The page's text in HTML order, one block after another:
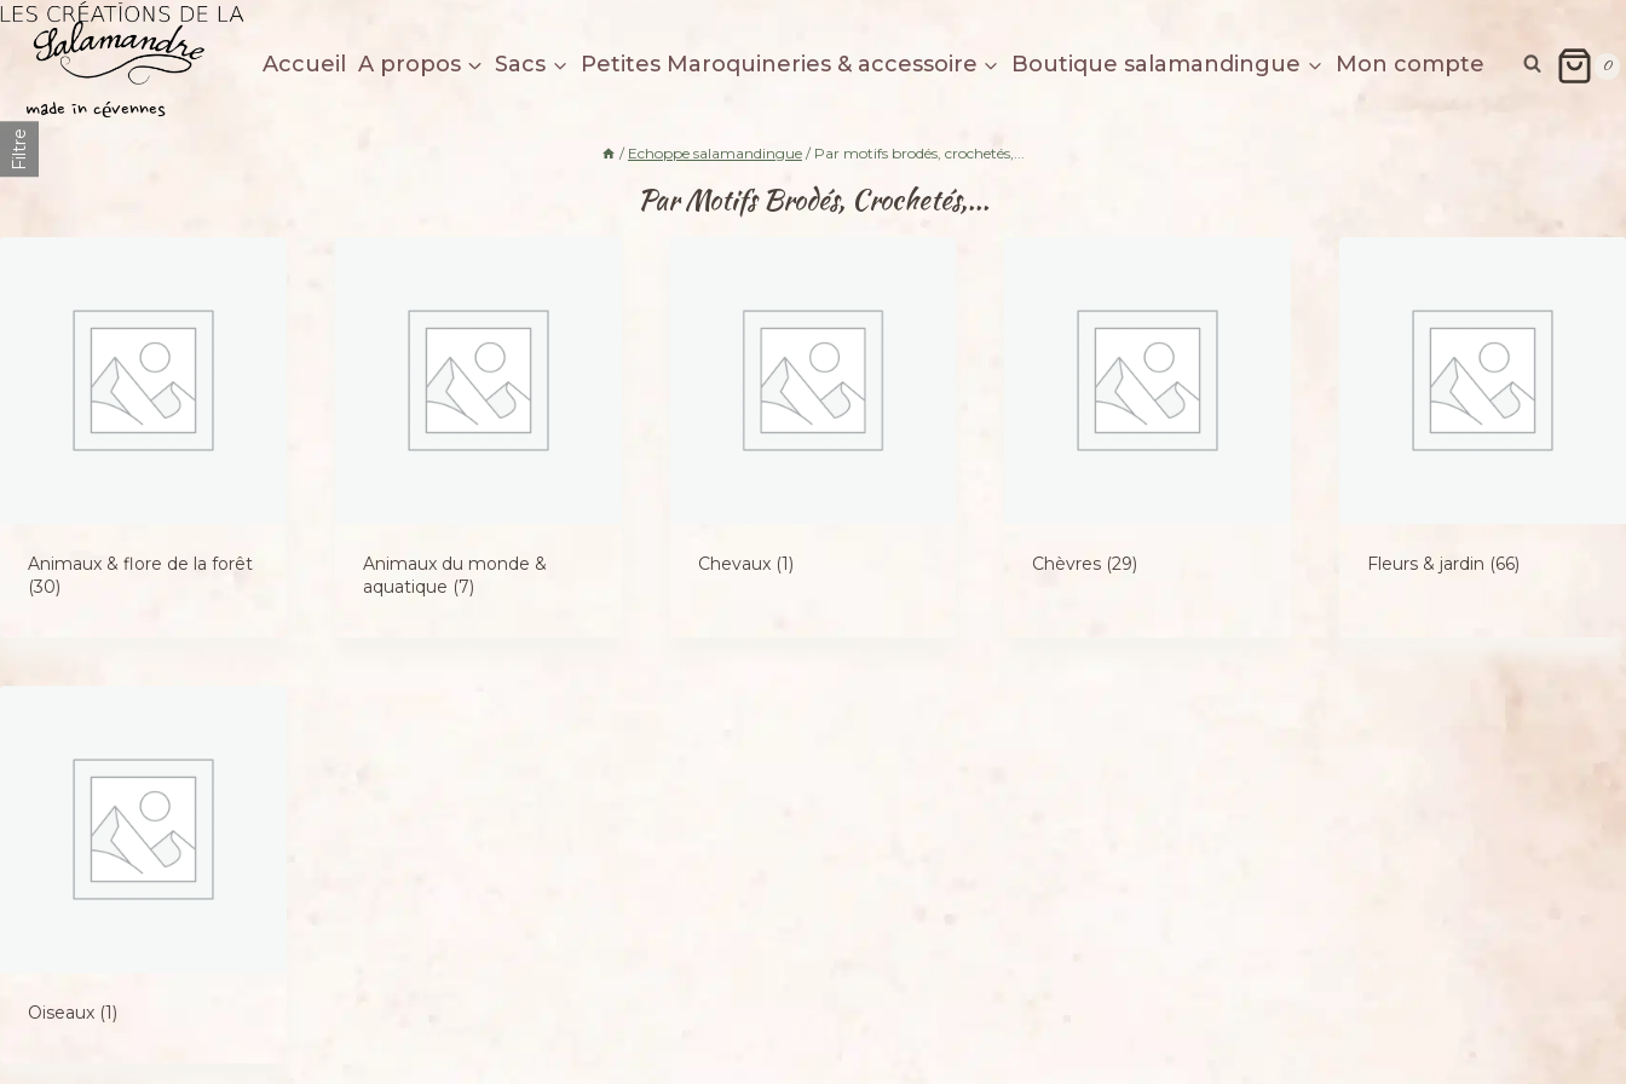
Aller
contenu
Les créations de la salamandre
made in cévennes
Accueil A propos Sacs Petites Maroquineries & accessoire Boutique salamandingue Mon compte 0
/ Echoppe salamandingue / Par motifs brodés, crochetés,...
Par Motifs Brodés, Crochetés,...
Animaux & flore de la forêt
(30)
Animaux du monde &
aquatique (7)
Chevaux (1) Chèvres (29) Fleurs & jardin (66)
Oiseaux (1)
Filtre